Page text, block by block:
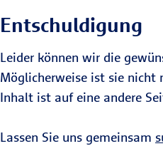
Entschuldigung
Leider können wir die
Möglicherweise ist sie nicht
Inhalt ist auf eine andere
Lassen Sie uns gemeinsam